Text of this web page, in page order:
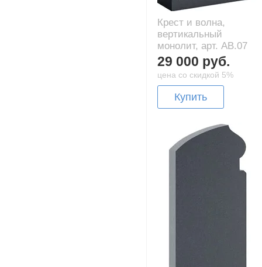
Крест и волна,
вертикальный
монолит, арт. AB.07
29 000 руб.
цена со скидкой 5%
Купить